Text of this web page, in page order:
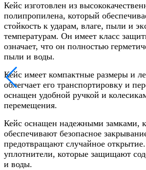
Кейс изготовлен из
полипропилена, который
стойкость к ударам, влаге, пыли и
температурам. Он имеет класс
означает, что он полностью
пыли и воды.
Кейс имеет компактные размеры и
облегчает его транспортировку и
оснащен удобной ручкой и
перемещения.
Кейс оснащен надежными замками,
обеспечивают безопасное
предотвращают случайное
уплотнители, которые защищают
и воды.